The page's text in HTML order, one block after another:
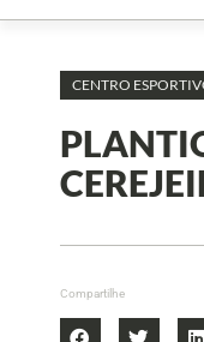
CENTRO
Compartilhe